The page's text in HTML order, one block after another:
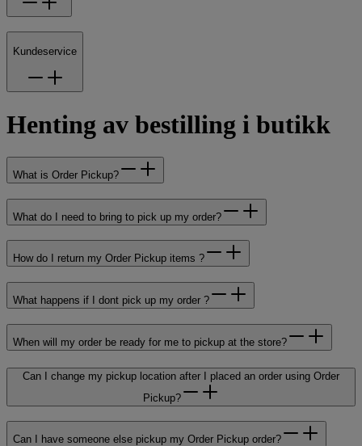
Kundeservice
Henting av bestilling i butikk
What is Order Pickup?
What do I need to bring to pick up my order?
How do I return my Order Pickup items ?
What happens if I dont pick up my order ?
When will my order be ready for me to pickup at the store?
Can I change my pickup location after I placed an order using Order
Pickup?
Can I have someone else pickup my Order Pickup order?